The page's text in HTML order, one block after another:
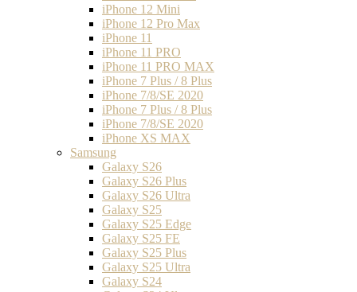
iPhone 12 Mini
iPhone 12 Pro Max
iPhone 11
iPhone 11 PRO
iPhone 11 PRO MAX
iPhone 7 Plus / 8 Plus
iPhone 7/8/SE 2020
iPhone 7 Plus / 8 Plus
iPhone 7/8/SE 2020
iPhone XS MAX
Samsung
Galaxy S26
Galaxy S26 Plus
Galaxy S26 Ultra
Galaxy S25
Galaxy S25 Edge
Galaxy S25 FE
Galaxy S25 Plus
Galaxy S25 Ultra
Galaxy S24